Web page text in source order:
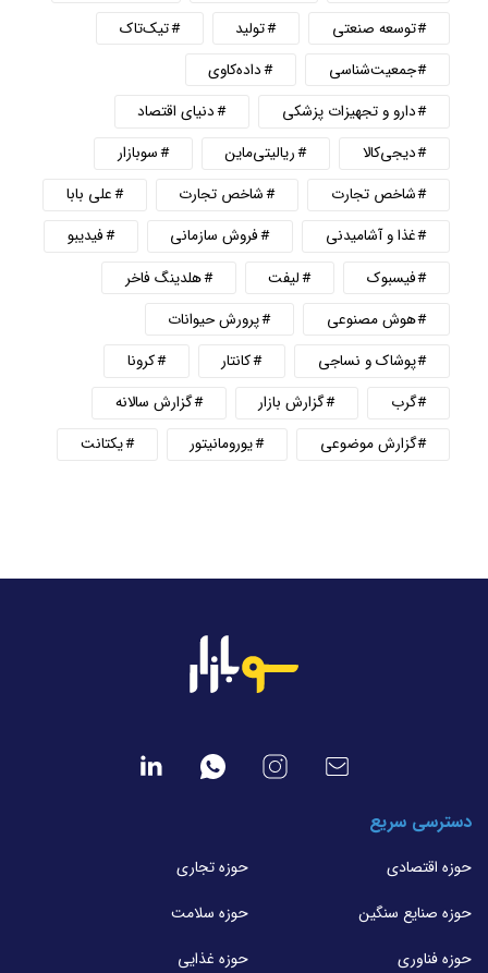
توسعه صنعتی
تولید
تیک‌تاک
جمعیت‌شناسی
داده‌کاوی
دارو و تجهیزات پزشکی
دنیای اقتصاد
دیجی‌کالا
ریالیتی‌ماین
سوبازار
شاخص تجارت
شاخص تجارت
علی بابا
غذا و آشامیدنی
فروش سازمانی
فیدیبو
فیسبوک
لیفت
هلدینگ فاخر
هوش مصنوعی
پرورش حیوانات
پوشاک و نساجی
کانتار
کرونا
گرب
گزارش بازار
گزارش سالانه
گزارش موضوعی
یورومانیتور یکتانت
دسترسی سریع
حوزه اقتصادی
حوزه تجاری
حوزه صنایع سنگین
حوزه سلامت
حوزه فناوری
حوزه غذایی